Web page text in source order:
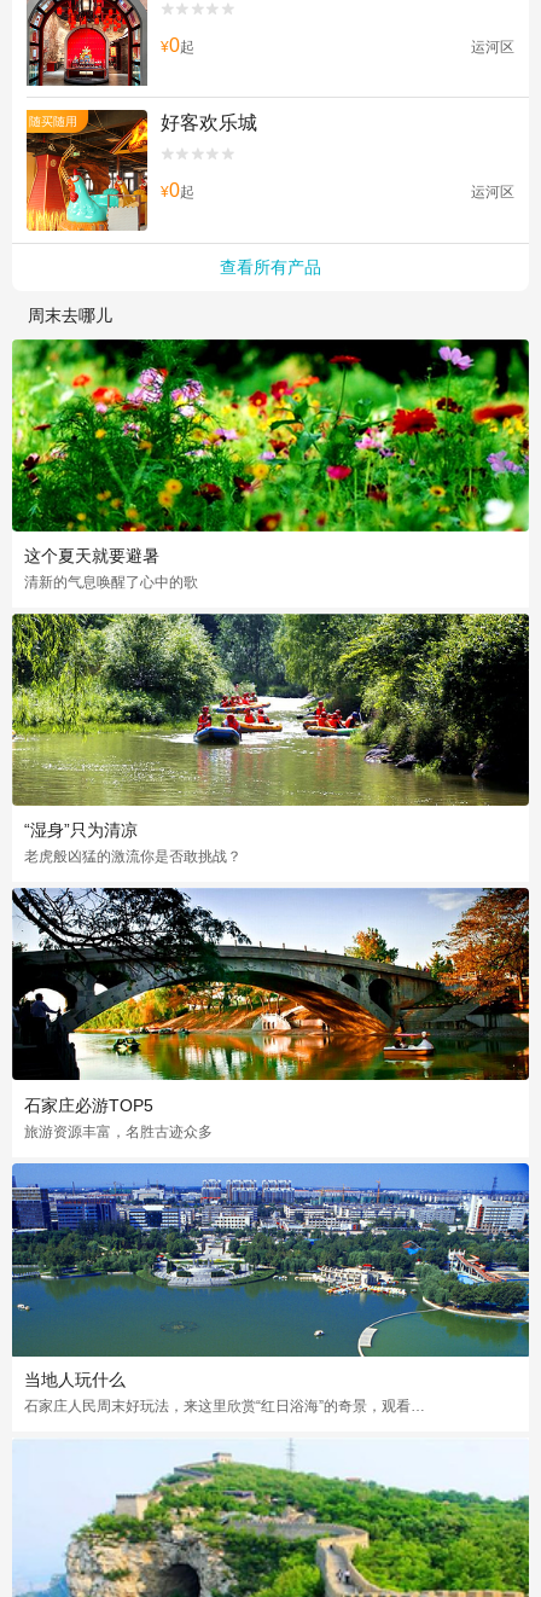


¥0起 运河区
随买随用 好客欢乐城


¥0起 运河区
查看所有产品
周末去哪儿
这个夏天就要避暑
清新的气息唤醒了心中的歌
“湿身”只为清凉
老虎般凶猛的激流你是否敢挑战？
石家庄必游TOP5
旅游资源丰富，名胜古迹众多
当地人玩什么
石家庄人民周末好玩法，来这里欣赏“红日浴海”的奇景，观看海上壮观的日出景象